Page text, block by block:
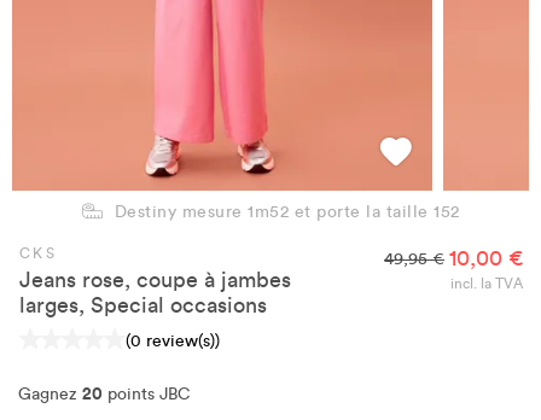
Destiny mesure 1m52 et porte la taille 152
CKS
Jeans rose, coupe à jambes
larges, Special occasions
(0 review(s))
49,95 € 10,00 €
incl. la TVA
Gagnez 20 points JBC